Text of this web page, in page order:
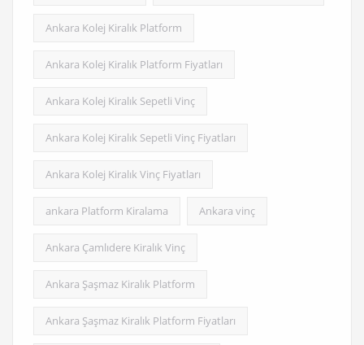
Ankara Kolej Kiralık Platform
Ankara Kolej Kiralık Platform Fiyatları
Ankara Kolej Kiralık Sepetli Vinç
Ankara Kolej Kiralık Sepetli Vinç Fiyatları
Ankara Kolej Kiralık Vinç Fiyatları
ankara Platform Kiralama Ankara vinç
Ankara Çamlıdere Kiralık Vinç
Ankara Şaşmaz Kiralık Platform
Ankara Şaşmaz Kiralık Platform Fiyatları